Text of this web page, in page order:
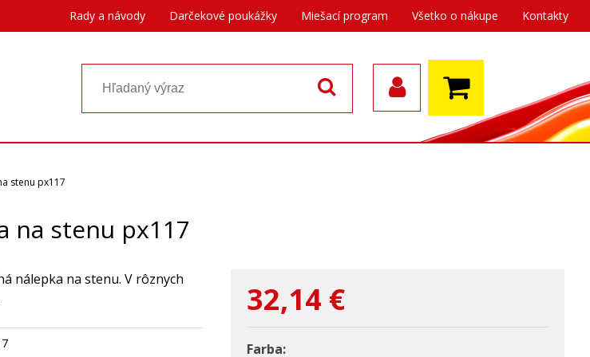
Rady a návody Darčekové poukážky Miešací program Všetko o nákupe Kontakty
stenu px117
na stenu px117
32,14 €
Farba:
nálepka na stenu. V rôznych